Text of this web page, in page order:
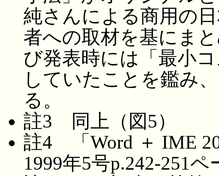
純さんによる商用の
者への取材を基にま
び発表時には「最小
していたことを鑑み
る。
註3 同上（図5）
註4 「Word ＋ IME
1999年5号p.242-251ペ